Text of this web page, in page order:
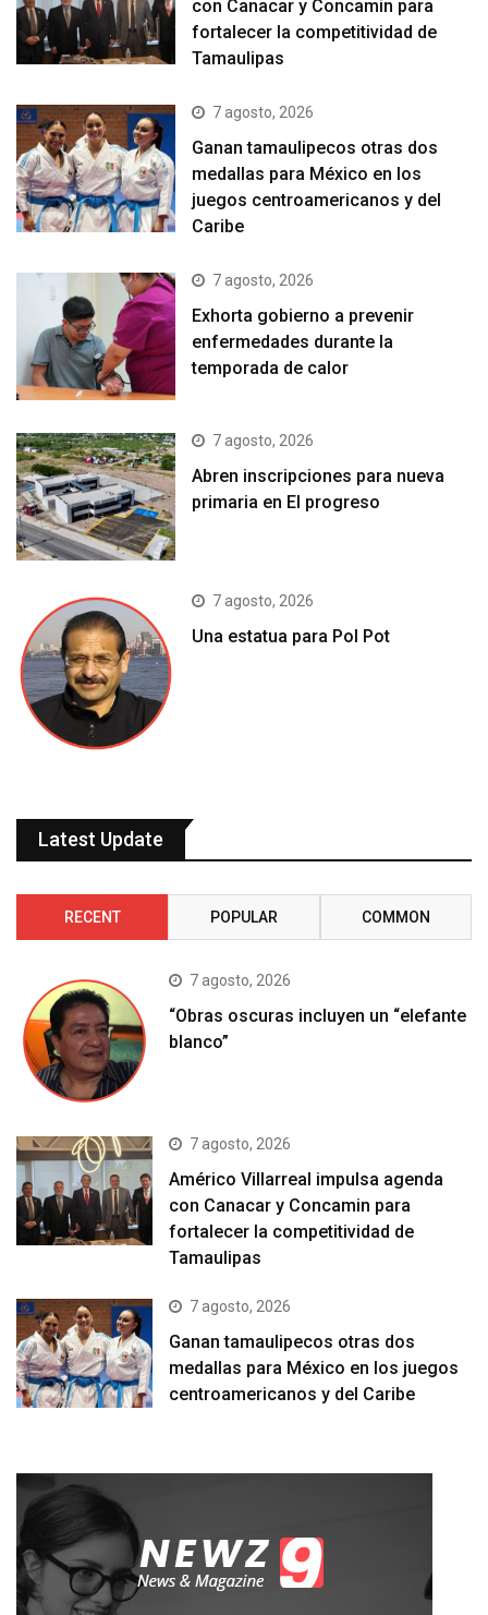
con Canacar y Concamin para
fortalecer la competitividad de
Tamaulipas
7 agosto, 2026
Ganan tamaulipecos otras dos
medallas para México en los
juegos centroamericanos y del
Caribe
7 agosto, 2026
Exhorta gobierno a prevenir
enfermedades durante la
temporada de calor
7 agosto, 2026
Abren inscripciones para nueva
primaria en El progreso
7 agosto, 2026
Una estatua para Pol Pot
Latest Update
RECENT POPULAR COMMON
7 agosto, 2026
“Obras oscuras incluyen un “elefante
blanco”
7 agosto, 2026
Américo Villarreal impulsa agenda
con Canacar y Concamin para
fortalecer la competitividad de
Tamaulipas
7 agosto, 2026
Ganan tamaulipecos otras dos
medallas para México en los juegos
centroamericanos y del Caribe